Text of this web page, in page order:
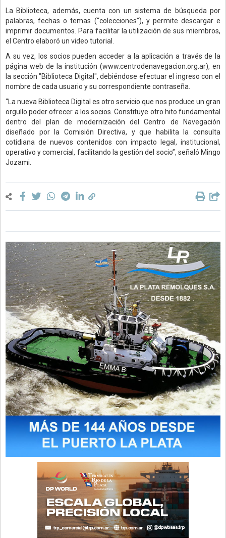
La Biblioteca, además, cuenta con un sistema de búsqueda por
palabras, fechas o temas (“colecciones”), y permite descargar e
imprimir documentos. Para facilitar la utilización de sus miembros,
el Centro elaboró un video tutorial.
A su vez, los socios pueden acceder a la aplicación a través de la
página web de la institución (www.centrodenavegacion.org.ar), en
la sección "Biblioteca Digital", debiéndose efectuar el ingreso con el
nombre de cada usuario y su correspondiente contraseña.
“La nueva Biblioteca Digital es otro servicio que nos produce un gran
orgullo poder ofrecer a los socios. Constituye otro hito fundamental
dentro del plan de modernización del Centro de Navegación
diseñado por la Comisión Directiva, y que habilita la consulta
cotidiana de nuevos contenidos con impacto legal, institucional,
operativo y comercial, facilitando la gestión del socio”, señaló Mingo
Jozami.